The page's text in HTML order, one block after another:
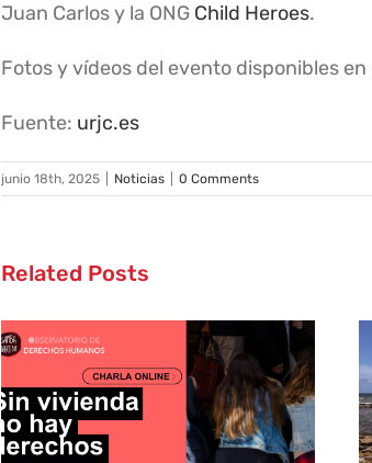
Juan Carlos y la ONG Child Heroes.
Fotos y vídeos del evento disponibles en
Fuente: urjc.es
junio 18th, 2025 Noticias 0 Comments
Related Posts